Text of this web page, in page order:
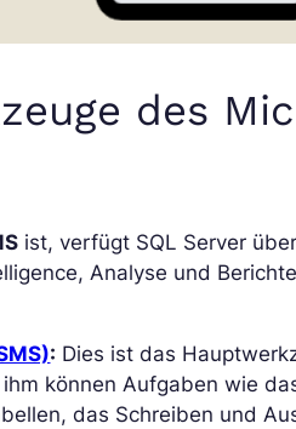
des
ist, verfügt SQL Server
Analyse und
: Dies ist das
können Aufgaben wie
das Schreiben und